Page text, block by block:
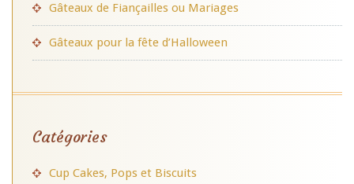
Gâteaux de Fiançailles ou Mariages
Gâteaux pour la fête d’Halloween
Catégories
Cup Cakes, Pops et Biscuits